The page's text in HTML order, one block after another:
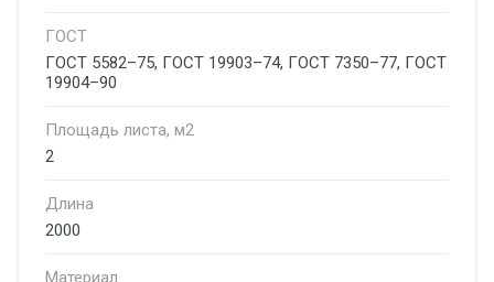
ГОСТ
ГОСТ 5582–75, ГОСТ 19903–74, ГОСТ 7350–77, ГОСТ
19904–90
Площадь листа, м2
2
Длина
2000
Материал